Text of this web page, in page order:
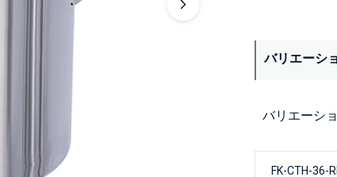
バリエーシ
バリエーシ